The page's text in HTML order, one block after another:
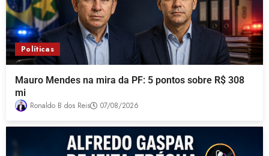
Políticas
Mauro Mendes na mira da PF: 5 pontos sobre R$ 308
mi
Ronaldo B dos Reis 07/08/2026